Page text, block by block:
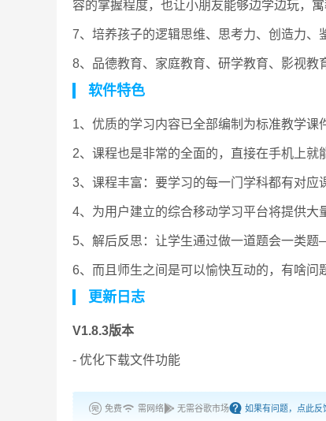
容的掌握程度，也让小朋友能够边学边玩，寓
7、培养孩子的逻辑思维、思考力、创造力、
8、品德教育、家庭教育、研学教育、影视教
软件特色
1、优质的学习内容已全部编制为标准教学
2、课程也是非常的全面的，直接在手机上就
3、课程丰富：要学习的每一门学科都有对应
4、为用户建立的综合移动学习平台将提供大
5、解后反思：让学生通过做一道题会一类
6、而且师生之间是可以愉快互动的，有啥问
更新日志
V1.8.3版本
- 优化下载文件功能
免费 需网络 无需谷歌市场 如果有问题，点此反